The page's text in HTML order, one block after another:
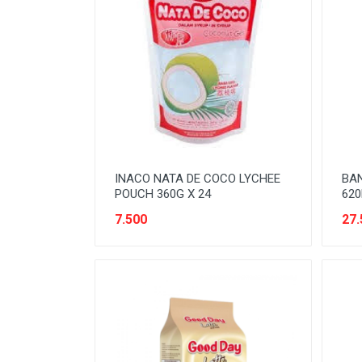
MINUMAN
MINUMAN RTD
MINYAK/COOKING OIL
OTOMOTIF
PENGHARUM/FRESHENER
PERALATAN BAKING
PERALATAN KEBERSIHAN
PERALATAN LAS
INACO NATA DE COCO LYCHEE
POUCH 360G X 24
7.500